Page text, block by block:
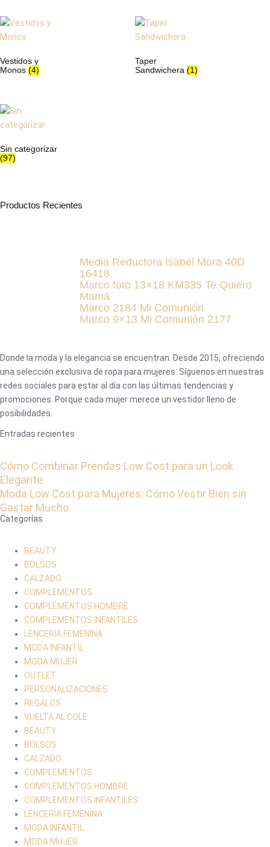
Vestidos y
Monos (4)
Taper
Sandwichera (1)
Sin categorizar
(97)
Productos Recientes
Media Reductora Isabel Mora 40D
16418
Marco foto 13×18 KM335 Te Quiero
Mamá
Marco 2184 Mi Comunión
Marco 9×13 Mi Comunión 2177
Donde la moda y la elegancia se encuentran. Desde 2015, ofreciendo
una selección exclusiva de ropa para mujeres. Síguenos en nuestras
redes sociales para estar al día con las últimas tendencias y
promociones. Porque cada mujer merece un vestidor lleno de
posibilidades.
Entradas recientes
Cómo Combinar Prendas Low Cost para un Look
Elegante
Moda Low Cost para Mujeres: Cómo Vestir Bien sin
Gastar Mucho
Categorías
BEAUTY
BOLSOS
CALZADO
COMPLEMENTOS
COMPLEMENTOS HOMBRE
COMPLEMENTOS INFANTILES
LENCERIA FEMENINA
MODA INFANTIL
MODA MUJER
OUTLET
PERSONALIZACIONES
REGALOS
VUELTA AL COLE
BEAUTY
BOLSOS
CALZADO
COMPLEMENTOS
COMPLEMENTOS HOMBRE
COMPLEMENTOS INFANTILES
LENCERIA FEMENINA
MODA INFANTIL
MODA MUJER